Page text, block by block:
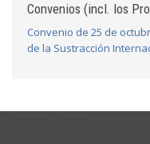
Convenios (incl. los
Convenio de 25 de
de la Sustracción